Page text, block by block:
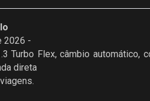
2026 -
Turbo Flex, câmbio automático,
direta